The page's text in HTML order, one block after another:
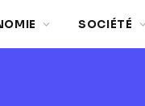
SOCIÉTÉ